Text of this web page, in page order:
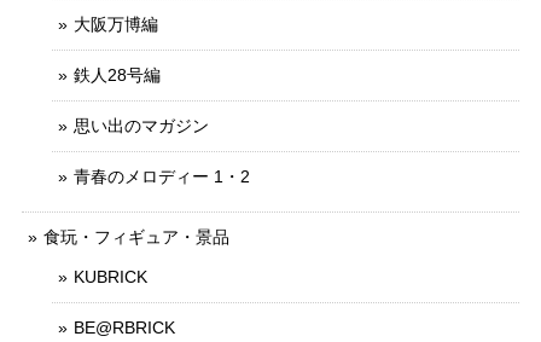
大阪万博編
鉄人28号編
思い出のマガジン
青春のメロディー 1・2
食玩・フィギュア・景品
KUBRICK
BE@RBRICK